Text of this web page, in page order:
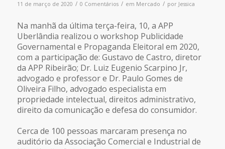
11 de março de 2020 / 0 Comentários / em Mercado / por Jessica
Na manhã da última terça-feira, 10, a APP
Uberlândia realizou o workshop Publicidade
Governamental e Propaganda Eleitoral em 2020,
com a participação de: Gustavo de Castro, diretor
da APP Ribeirão; Dr. Luiz Eugenio Scarpino Jr,
advogado e professor e Dr. Paulo Gomes de
Oliveira Filho, advogado especialista em
propriedade intelectual, direitos administrativo,
direito da comunicação e defesa do consumidor.
Cerca de 100 pessoas marcaram presença no
auditório da Associação Comercial e Industrial de